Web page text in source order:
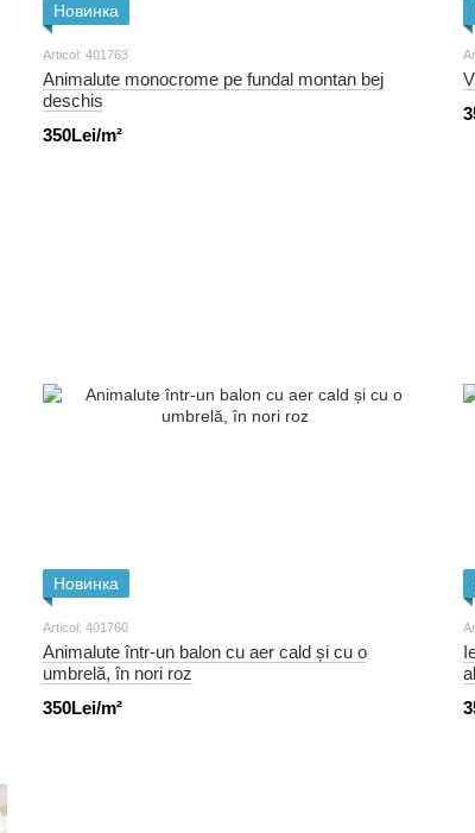
Новинка
Articol: 401763
Animalute monocrome pe fundal montan bej
deschis
350Lei/m²
Новинка
Articol: 401760
Animalute într-un balon cu aer cald și cu o
umbrelă, în nori roz
350Lei/m²